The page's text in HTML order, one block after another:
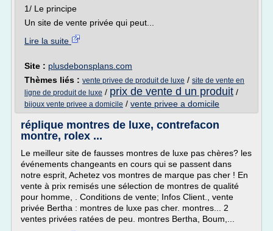
1/ Le principe
Un site de vente privée qui peut...
Lire la suite
Site : plusdebonsplans.com
Thèmes liés : vente privee de produit de luxe / site de vente en
ligne de produit de luxe / prix de vente d un produit /
bijoux vente privee a domicile / vente privee a domicile
réplique montres de luxe, contrefacon
montre, rolex ...
Le meilleur site de fausses montres de luxe pas chères? les
événements changeants en cours qui se passent dans
notre esprit, Achetez vos montres de marque pas cher ! En
vente à prix remisés une sélection de montres de qualité
pour homme, . Conditions de vente; Infos Client., vente
privée Bertha : montres de luxe pas cher. montres... 2
ventes privées ratées de peu. montres Bertha, Boum,...